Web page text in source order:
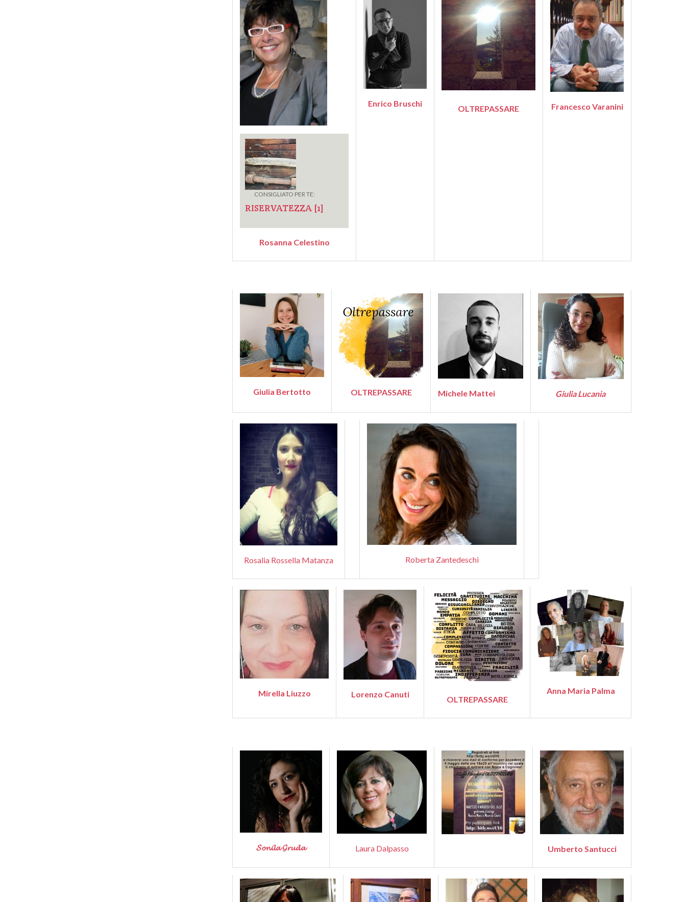
CONSIGLIATO PER TE:
RISERVATEZZA [1]
Rosanna Celestino
Enrico Bruschi
OLTREPASSARE Francesco Varanini
Giulia Bertotto OLTREPASSARE Michele Mattei Giulia Lucania
Rosalia Rossella Matanza Roberta Zantedeschi
Mirella Liuzzo Lorenzo Canuti OLTREPASSARE
Anna Maria Palma
𝓢𝓸𝓷𝓲𝓵𝓪 𝓖𝓻𝓾𝓭𝓪 Laura Dalpasso Umberto Santucci